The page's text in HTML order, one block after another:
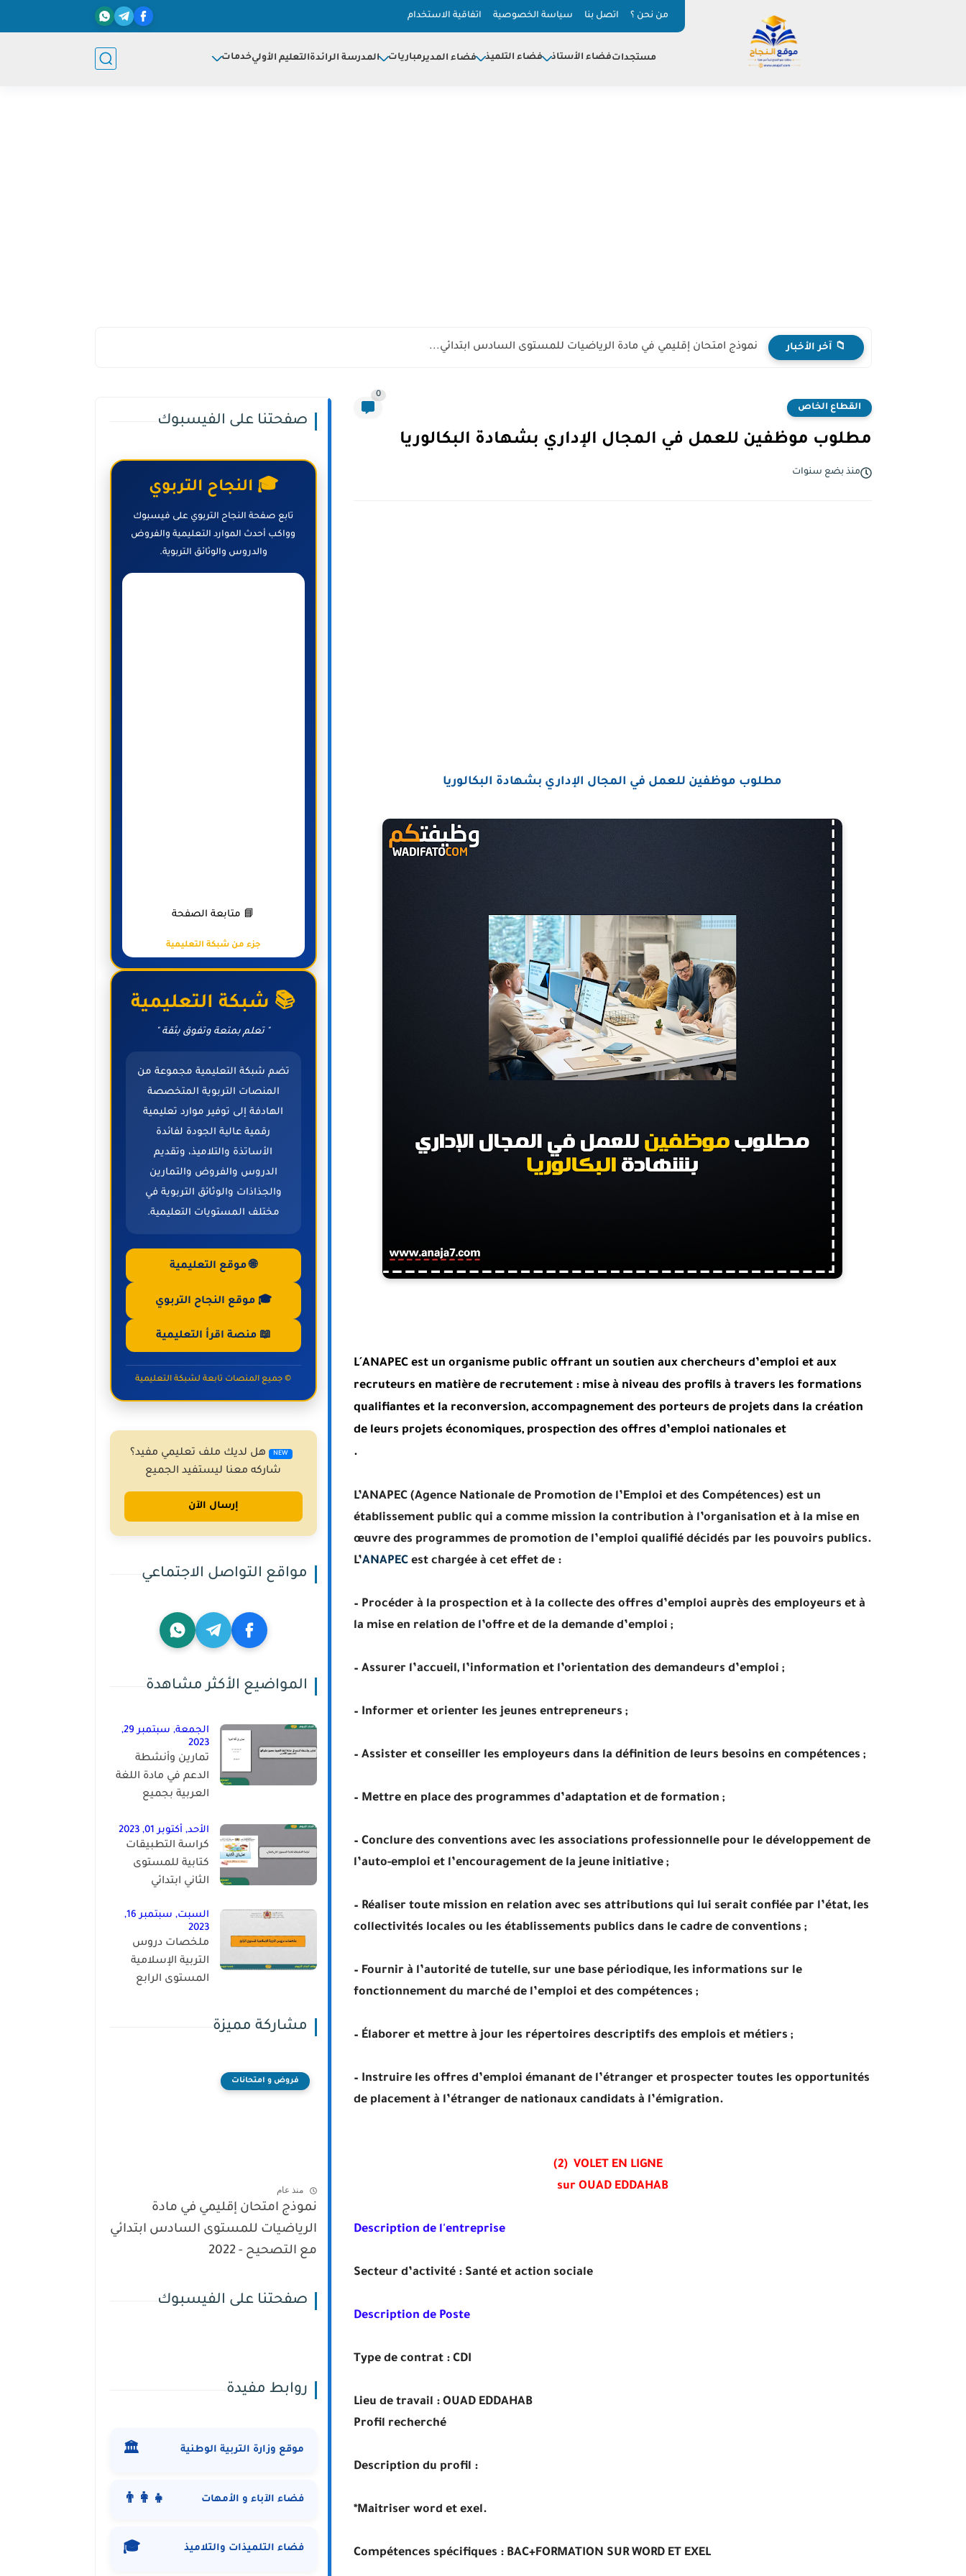
من نحن ؟ اتصل بنا سياسة الخصوصية اتفاقية الاستخدام
مستجداتفضاء الأستاذ فضاء التلميذ فضاء المديرمباريات المدرسة الرائدةالتعليم الأوليخدمات
📁 آخر الأخبار نموذج امتحان إقليمي في مادة الرياضيات للمستوى السادس ابتدائي...
القطاع الخاص
0
مطلوب موظفين للعمل في المجال الإداري بشهادة البكالوريا
منذ بضع سنوات
مطلوب موظفين للعمل في المجال الإداري بشهادة البكالوريا
L´ANAPECest un organisme public offrant un soutien aux chercheurs d’emploi et aux
recruteurs en matière de recrutement : mise à niveau des profils à travers les formations
qualifiantes et la reconversion, accompagnement des porteurs de projets dans la création
de leurs projets économiques, prospection des offres d’emploi nationales et
L’ANAPEC (Agence Nationale de Promotion de l’Emploi et des Compétences) est un
établissement public qui a comme mission la contribution à l’organisation et à la mise en
œuvre des programmes de promotion de l’emploi qualifié décidés par les pouvoirs publics.
L’ANAPECest chargée à cet effet de :
– Procéder à la prospection et à la collecte des offres d’emploi auprès des employeurs et à
la mise en relation de l’offre et de la demande d’emploi ;
– Assurer l’accueil, l’information et l’orientation des demandeurs d’emploi ;
– Informer et orienter les jeunes entrepreneurs ;
– Assister et conseiller les employeurs dans la définition de leurs besoins en compétences ;
– Mettre en place des programmes d’adaptation et de formation ;
– Conclure des conventions avec les associations professionnelle pour le développement de
l’auto-emploi et l’encouragement de la jeune initiative ;
– Réaliser toute mission en relation avec ses attributions qui lui serait confiée par l’état, les
collectivités locales ou les établissements publics dans le cadre de conventions ;
– Fournir à l’autorité de tutelle, sur une base périodique, les informations sur le
fonctionnement du marché de l’emploi et des compétences ;
– Élaborer et mettre à jour les répertoires descriptifs des emplois et métiers ;
– Instruire les offres d’emploi émanant de l’étranger et prospecter toutes les opportunités
de placement à l’étranger de nationaux candidats à l’émigration.
(2) VOLET EN LIGNE
sur OUAD EDDAHAB
Description de l'entreprise
Secteur d’activité : Santé et action sociale
Description de Poste
Type de contrat : CDI
Lieu de travail : OUAD EDDAHAB
Profil recherché
Description du profil :
*Maitriser word et exel.
Compétences spécifiques : BAC+FORMATION SUR WORD ET EXEL
صفحتنا على الفيسبوك
🎓 النجاح التربوي
تابع صفحة النجاح التربوي على فيسبوك
وواكب أحدث الموارد التعليمية والفروض
والدروس والوثائق التربوية.
📘 متابعة الصفحة
جزء من شبكة التعليمية
📚 شبكة التعليمية
" تعلم بمتعة وتفوق بثقة "
تضم شبكة التعليمية مجموعة من
المنصات التربوية المتخصصة
الهادفة إلى توفير موارد تعليمية
رقمية عالية الجودة لفائدة
الأساتذة والتلاميذ، وتقديم
الدروس والفروض والتمارين
والجذاذات والوثائق التربوية في
مختلف المستويات التعليمية.
🌐 موقع التعليمية
🎓 موقع النجاح التربوي
📖 منصة اقرأ التعليمية
© جميع المنصات تابعة لشبكة التعليمية
NEW
هل لديك ملف تعليمي مفيد؟
شاركه معنا ليستفيد الجميع
إرسال الآن
مواقع التواصل الاجتماعي
المواضيع الأكثر مشاهدة
الجمعة, سبتمبر 29,
2023
تمارين وأنشطة
الدعم في مادة اللغة
العربية بجميع
الخامس
الأحد, أكتوبر 01, 2023
كراسة التطبيقات
كتابية للمستوى
الثاني ابتدائي
السبت, سبتمبر 16,
2023
ملخصات دروس
التربية الإسلامية
المستوى الرابع
مشاركة مميزة
فروض و امتحانات
منذ عام
نموذج امتحان إقليمي في مادة
الرياضيات للمستوى السادس ابتدائي
مع التصحيح - 2022
صفحتنا على الفيسبوك
روابط مفيدة
موقع وزارة التربية الوطنية 🏛️
فضاء الآباء و الأمهات 👨‍👩‍👧
فضاء التلميذات والتلاميذ 🎓